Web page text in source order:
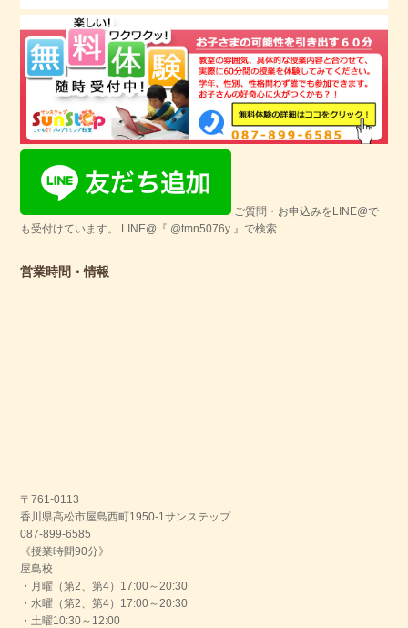
ご質問・お申込みをLINE@で
も受付けています。 LINE@『 @tmn5076y 』で検索
営業時間・情報
〒761-0113
香川県高松市屋島西町1950-1サンステップ
087-899-6585
《授業時間90分》
屋島校
・月曜（第2、第4）17:00～20:30
・水曜（第2、第4）17:00～20:30
・土曜10:30～12:00